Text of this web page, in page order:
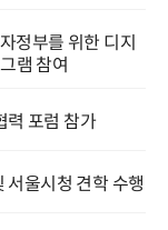
정부를 위한 디지
램 참여
력 포럼 참가
울시청 견학 수행